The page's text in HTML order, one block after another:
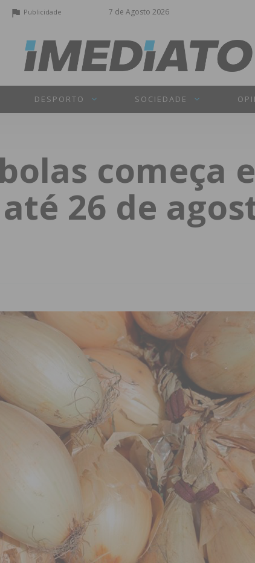
7 de Agosto 2026
Publicidade
DESPORTO SOCIEDADE
começa
26 de